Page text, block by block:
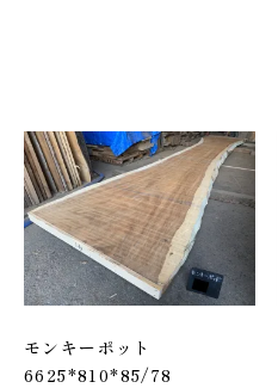
モンキーポット
6625*810*85/78